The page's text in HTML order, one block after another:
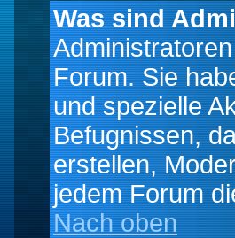
Was sind
Forum. Sie
und spezielle
Befugnissen,
erstellen,
jedem Forum
Nach oben